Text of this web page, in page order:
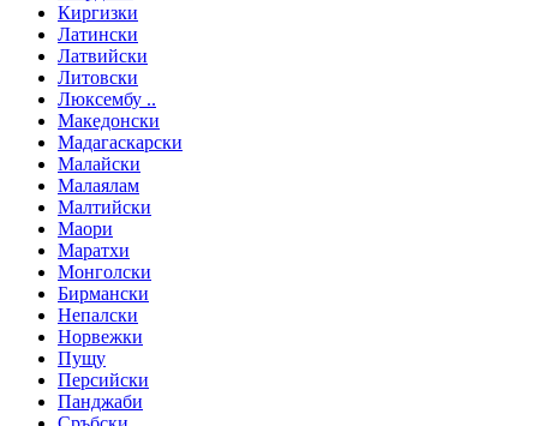
Киргизки
Латински
Латвийски
Литовски
Люксембу ..
Македонски
Мадагаскарски
Малайски
Малаялам
Малтийски
Маори
Маратхи
Монголски
Бирмански
Непалски
Норвежки
Пущу
Персийски
Панджаби